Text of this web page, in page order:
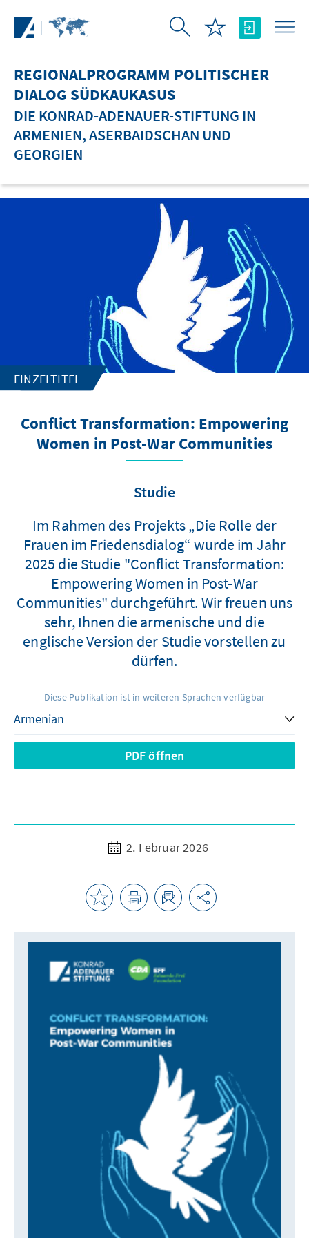
REGIONALPROGRAMM POLITISCHER
DIALOG SÜDKAUKASUS
DIE KONRAD-ADENAUER-STIFTUNG IN
ARMENIEN, ASERBAIDSCHAN UND
GEORGIEN
EINZELTITEL
Conflict Transformation: Empowering
Women in Post-War Communities
Studie
Im Rahmen des Projekts „Die Rolle der
Frauen im Friedensdialog“ wurde im Jahr
2025 die Studie "Conflict Transformation:
Empowering Women in Post-War
Communities" durchgeführt. Wir freuen uns
sehr, Ihnen die armenische und die
englische Version der Studie vorstellen zu
dürfen.
Diese Publikation ist in weiteren Sprachen verfügbar
PDF öffnen
2. Februar 2026